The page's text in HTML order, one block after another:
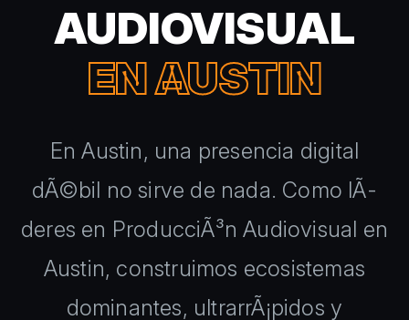
AUDIOVISUAL
EN AUSTIN
En Austin, una presencia digital
dÃ©bil no sirve de nada. Como lÃ­
deres en ProducciÃ³n Audiovisual en
Austin, construimos ecosistemas
dominantes, ultrarrÃ¡pidos y